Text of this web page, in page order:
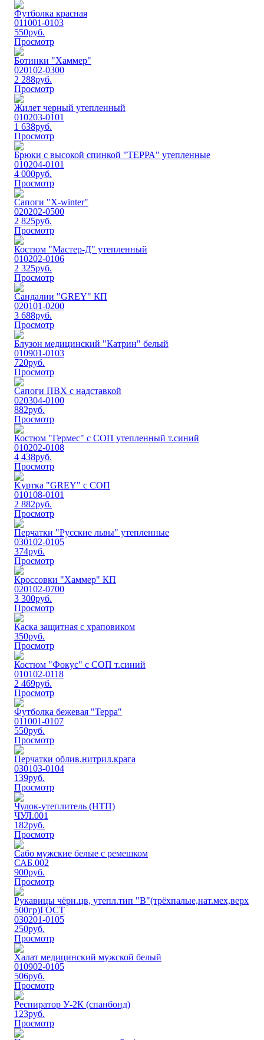
Футболка красная
011001-0103
550руб.
Просмотр
Ботинки "Хаммер"
020102-0300
2 288руб.
Просмотр
Жилет черный утепленный
010203-0101
1 638руб.
Просмотр
Брюки с высокой спинкой "ТЕРРА" утепленные
010204-0101
4 000руб.
Просмотр
Сапоги "Х-winter"
020202-0500
2 825руб.
Просмотр
Костюм "Мастер-Д" утепленный
010202-0106
2 325руб.
Просмотр
Сaндалии "GREY" КП
020101-0200
3 688руб.
Просмотр
Блузон медицинский "Катрин" белый
010901-0103
720руб.
Просмотр
Сапоги ПВХ с надставкой
020304-0100
882руб.
Просмотр
Костюм "Гермес" с СОП утепленный т.синий
010202-0108
4 438руб.
Просмотр
Kуртка "GREY" с СОП
010108-0101
2 882руб.
Просмотр
Перчатки "Русские львы" утепленные
030102-0105
374руб.
Просмотр
Кроссовки "Хаммер" КП
020102-0700
3 300руб.
Просмотр
Каска защитная с храповиком
350руб.
Просмотр
Костюм "Фокус" с СОП т.синий
010102-0118
2 469руб.
Просмотр
Футбoлка бежевая "Терра"
011001-0107
550руб.
Просмотр
Перчатки облив.нитрил.крага
030103-0104
139руб.
Просмотр
Чулок-утеплитель (НТП)
ЧУЛ.001
182руб.
Просмотр
Сабо мужские белые с ремешком
САБ.002
900руб.
Просмотр
Рукавицы чёрн.цв, утепл.тип "В"(трёхпалые,нат.мех,верх
500гр)ГОСТ
030201-0105
250руб.
Просмотр
Халат медицинский мужской белый
010902-0105
506руб.
Просмотр
Респиратор У-2К (спанбонд)
123руб.
Просмотр